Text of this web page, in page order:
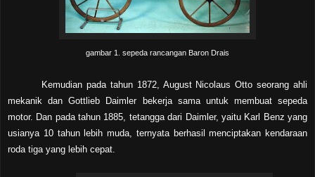
gambar 1. sepeda rancangan Baron Drais
Kemudian pada tahun 1872, August Nicolaus Otto seorang ahli
mekanik dan Gottlieb Daimler bekerja sama untuk membuat sepeda
motor. Dan pada tahun 1885, tetangga dari Daimler, yaitu Karl Benz yang
usianya 10 tahun lebih muda, ternyata berhasil menciptakan kendaraan
roda tiga yang lebih cepat.